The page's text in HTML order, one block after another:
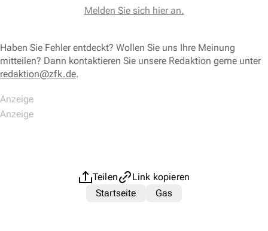
Melden Sie sich hier an.
Haben Sie Fehler entdeckt? Wollen Sie uns Ihre Meinung
mitteilen? Dann kontaktieren Sie unsere Redaktion gerne unter
redaktion@zfk.de.
Teilen
Link kopieren
Startseite
Gas